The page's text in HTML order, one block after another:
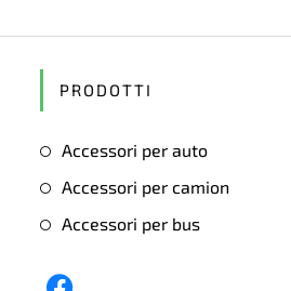
PRODOTTI
Accessori per auto
Accessori per camion
Accessori per bus